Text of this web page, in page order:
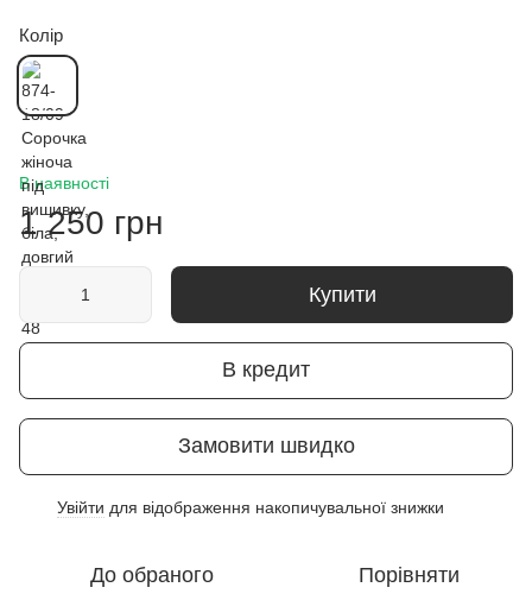
Колір
В наявності
1 250 грн
Купити
В кредит
Замовити швидко
Увійти для відображення накопичувальної знижки
До обраного Порівняти